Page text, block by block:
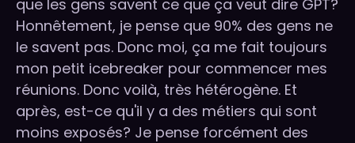
que les gens savent ce que ça veut dire GPT?
Honnêtement, je pense que 90% des gens ne
le savent pas. Donc moi, ça me fait toujours
mon petit icebreaker pour commencer mes
réunions. Donc voilà, très hétérogène. Et
après, est-ce qu'il y a des métiers qui sont
moins exposés? Je pense forcément des